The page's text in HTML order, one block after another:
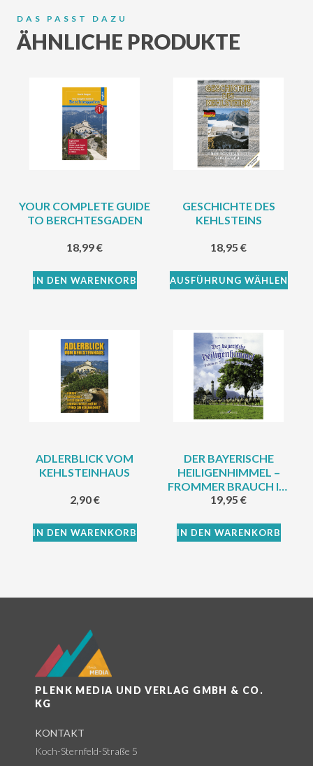
DAS PASST DAZU
ÄHNLICHE PRODUKTE
YOUR COMPLETE GUIDE
TO BERCHTESGADEN
18,99€
IN DEN WARENKORB
GESCHICHTE DES
KEHLSTEINS
18,95 €
AUSFÜHRUNG WÄHLEN
ADLERBLICK VOM
KEHLSTEINHAUS
2,90€
IN DEN WARENKORB
DER BAYERISCHE
HEILIGENHIMMEL –
FROMMER BRAUCH IM
JAHRESLAUF
19,95 €
IN DEN WARENKORB
PLENK MEDIA UND VERLAG GMBH & CO.
KG
KONTAKT
Koch-Sternfeld-Straße 5